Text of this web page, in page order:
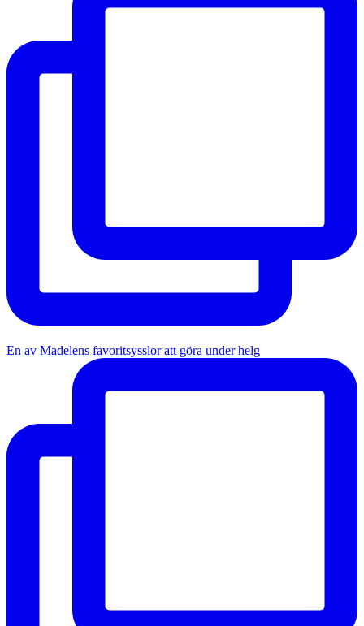
En av Madelens favoritsysslor att göra under helg